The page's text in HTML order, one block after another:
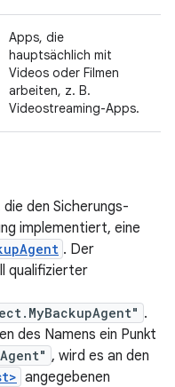
Apps, die
hauptsächlich mit
Videos oder Filmen
arbeiten, z. B.
Videostreaming-Apps.
den Sicherungs-
implementiert, eine
. Der
qualifizierter
.
des Namens ein Punkt
, wird es an den
angegebenen